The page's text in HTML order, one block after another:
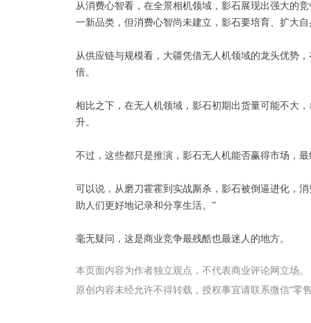
从消费心智看，在全景相机领域，影石展现出强大的
一新品类，但消费心智尚未建立，影石要培育、扩大
从供应链与规模看，大疆凭借无人机领域的龙头优势
倍。
相比之下，在无人机领域，影石初期出货量可能不大
升。
不过，这些都只是推演，影石无人机能否赢得市场，
可以说，从磨刀霍霍到实战厮杀，影石被倒逼进化，
助人们更好地记录和分享生活。”
毫无疑问，这是商业竞争最残酷也最迷人的地方。
本页面内容为作者独立观点，不代表商业评论网立场。
原创内容未经允许不得转载，授权事宜请联系微信“